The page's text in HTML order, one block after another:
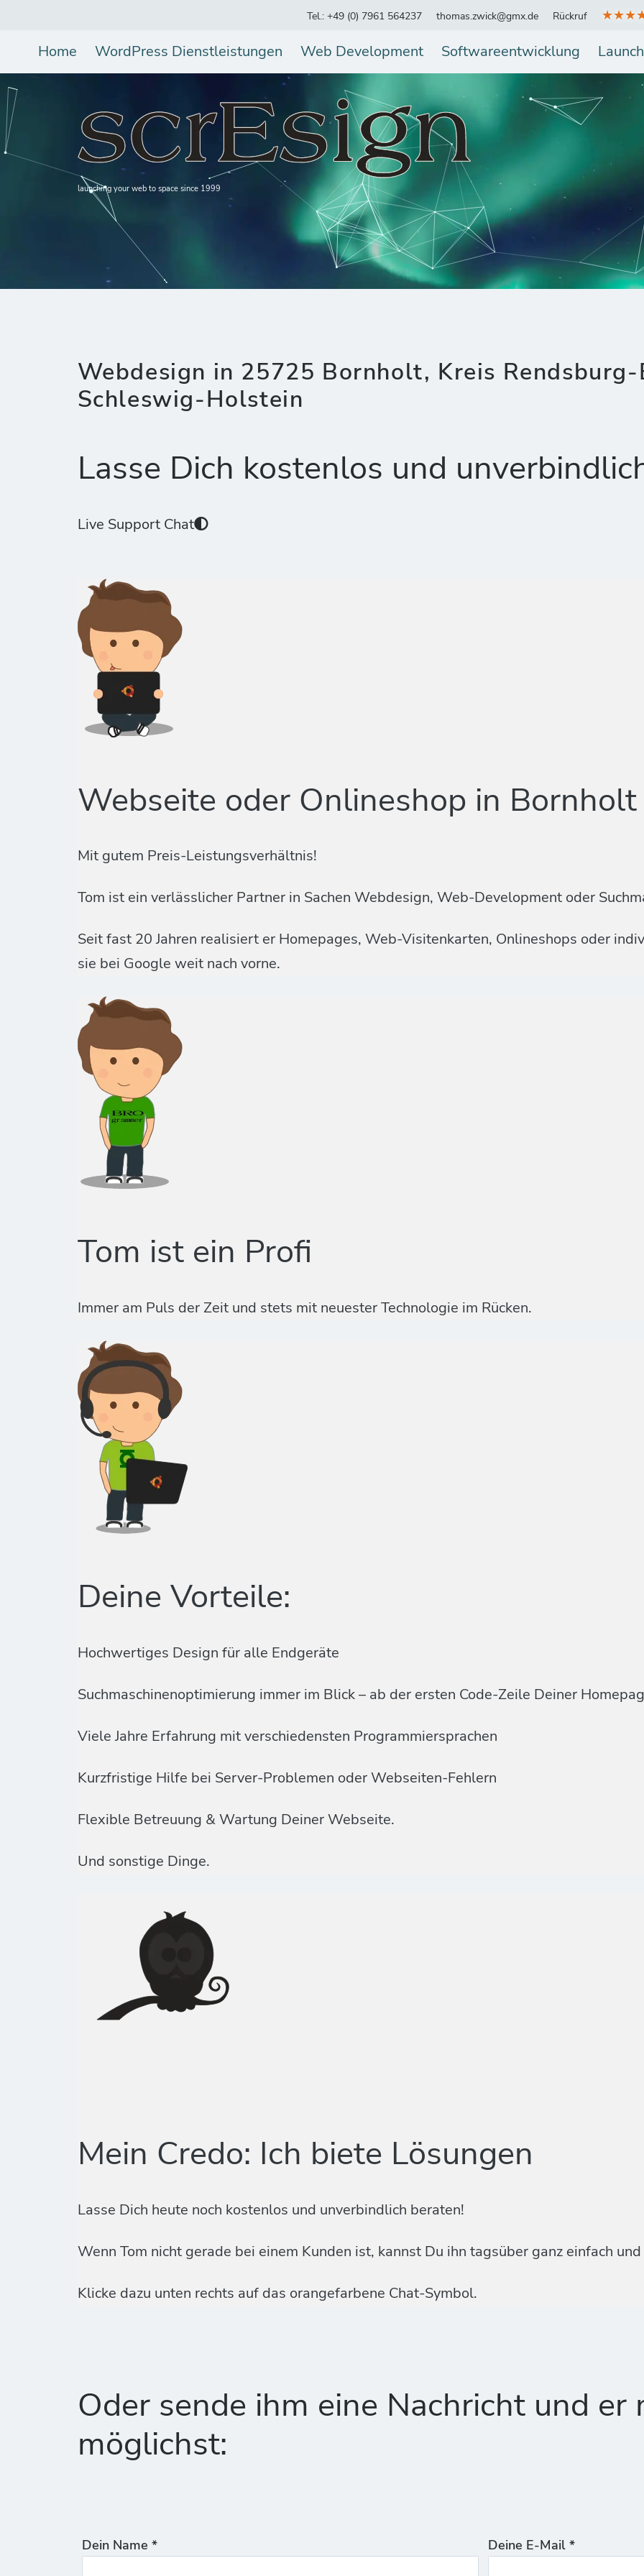
Tel.: +49 (0) 7961 564237 thomas.zwick@gmx.de Rückruf
Home WordPress Dienstleistungen Web Development Softwareentwicklung
launching your web to space since 1999
Webdesign in 25725 Bornholt, Kreis
Schleswig-Holstein
Lasse Dich kostenlos und
Live Support Chat
Webseite oder Onlineshop in Bornholt
Mit gutem Preis-Leistungsverhältnis!
Tom ist ein verlässlicher Partner in Sachen Webdesign, Web-Development oder
Seit fast 20 Jahren realisiert er Homepages, Web-Visitenkarten, Onlineshops oder
sie bei Google weit nach vorne.
Tom ist ein Profi
Immer am Puls der Zeit und stets mit neuester Technologie im Rücken.
Deine Vorteile:
Hochwertiges Design für alle Endgeräte
Suchmaschinenoptimierung immer im Blick – ab der ersten Code-Zeile Deiner
Viele Jahre Erfahrung mit verschiedensten Programmiersprachen
Kurzfristige Hilfe bei Server-Problemen oder Webseiten-Fehlern
Flexible Betreuung & Wartung Deiner Webseite.
Und sonstige Dinge.
Mein Credo: Ich biete Lösungen
Lasse Dich heute noch kostenlos und unverbindlich beraten!
Wenn Tom nicht gerade bei einem Kunden ist, kannst Du ihn tagsüber ganz einfach
Klicke dazu unten rechts auf das orangefarbene Chat-Symbol.
Oder sende ihm eine Nachricht und
möglichst:
Dein Name * Deine E-Mail *